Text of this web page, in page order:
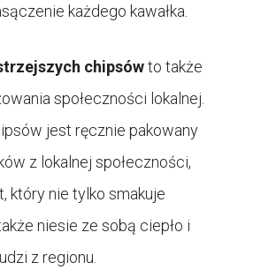
każdego kawałka.
chipsówto także
społeczności lokalnej.
jest ręcznie pakowany
z lokalnej społeczności,
który nie tylko smakuje
niesie ze sobą ciepło i
z regionu.